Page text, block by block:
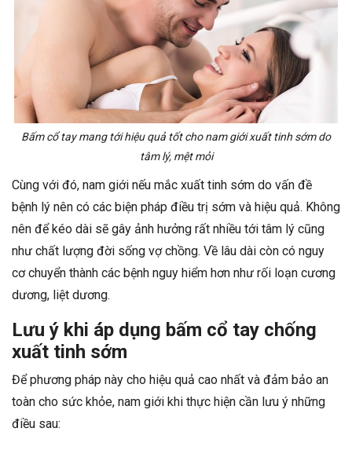
Bấm cổ tay mang tới hiệu quả tốt cho nam giới xuất tinh sớm do
tâm lý, mệt mỏi
Cùng với đó, nam giới nếu mắc xuất tinh sớm do vấn đề
bệnh lý nên có các biện pháp điều trị sớm và hiệu quả. Không
nên để kéo dài sẽ gây ảnh hưởng rất nhiều tới tâm lý cũng
như chất lượng đời sống vợ chồng. Về lâu dài còn có nguy
cơ chuyển thành các bệnh nguy hiểm hơn như rối loạn cương
dương, liệt dương.
Lưu ý khi áp dụng bấm cổ tay chống
xuất tinh sớm
Để phương pháp này cho hiệu quả cao nhất và đảm bảo an
toàn cho sức khỏe, nam giới khi thực hiện cần lưu ý những
điều sau: